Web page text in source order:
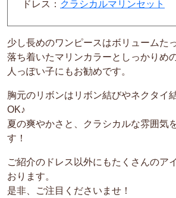
ドレス： クラシカルマリンセット
少し長めのワンピースはボリュームた
落ち着いたマリンカラーとしっかりめ
人っぽい子にもお勧めです。
胸元のリボンはリボン結びやネクタイ
OK♪
夏の爽やかさと、クラシカルな雰囲気
す！
ご紹介のドレス以外にもたくさんのア
おります。
是非、ご注目くださいませ！